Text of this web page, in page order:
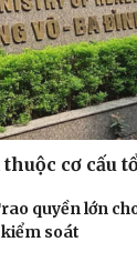
thuộc cơ cấu
quyền lớn
soát